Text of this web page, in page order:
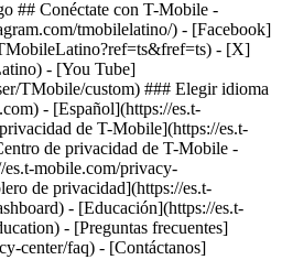
## Conéctate con T-Mobile -
tmobilelatino/) - [Facebook]
- [X]
- [You Tube]
TMobile/custom) ### Elegir idioma
- [Español](https://es.t-
de T-Mobile](https://es.t-
de privacidad de T-Mobile -
mobile.com/privacy-
de privacidad](https://es.t-
- [Educación](https://es.t-
- [Preguntas frecuentes]
center/faq) - [Contáctanos]